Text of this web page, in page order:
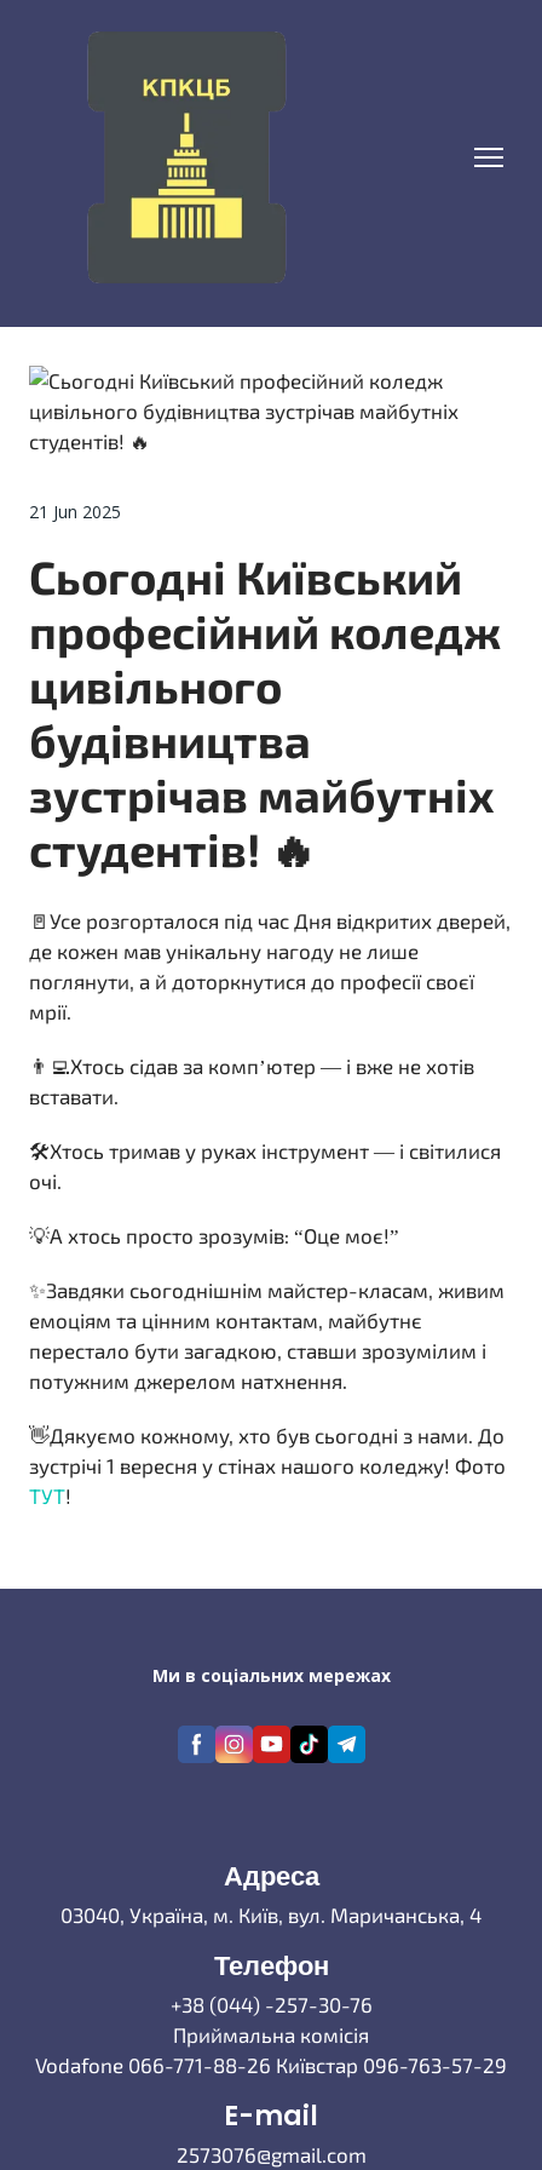
21 Jun 2025
Сьогодні Київський
професійний коледж
цивільного
будівництва
зустрічав майбутніх
студентів! 🔥
🚪Усе розгорталося під час Дня відкритих дверей,
де кожен мав унікальну нагоду не лише
поглянути, а й доторкнутися до професії своєї
мрії.
👨‍💻Хтось сідав за компʼютер — і вже не хотів
вставати.
🛠Хтось тримав у руках інструмент — і світилися
очі.
💡А хтось просто зрозумів: “Оце моє!”
✨Завдяки сьогоднішнім майстер-класам, живим
емоціям та цінним контактам, майбутнє
перестало бути загадкою, ставши зрозумілим і
потужним джерелом натхнення.
👋Дякуємо кожному, хто був сьогодні з нами. До
зустрічі 1 вересня у стінах нашого коледжу! Фото
ТУТ!
Ми в соціальних мережах
Адреса
03040, Україна, м. Київ, вул. Маричанська, 4
Телефон
+38 (044) -257-30-76
Приймальна комісія
Vodafone 066-771-88-26 Київстар 096-763-57-29
E-mail
2573076@gmail.com